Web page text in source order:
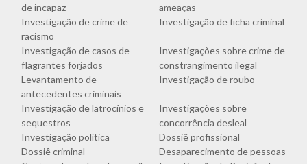
de incapaz
ameaças
Investigação de crime de
racismo
Investigação de ficha criminal
Investigação de casos de
flagrantes forjados
Investigações sobre crime de
constrangimento ilegal
Levantamento de
antecedentes criminais
Investigação de roubo
Investigação de latrocínios e
sequestros
Investigações sobre
concorrência desleal
Investigação política
Dossiê profissional
Dossiê criminal
Desaparecimento de pessoas